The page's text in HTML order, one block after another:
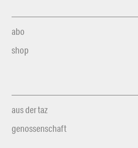
abo
shop
aus der taz
genossenschaft